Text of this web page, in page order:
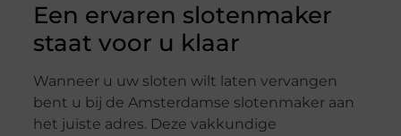
Een ervaren slotenmaker
staat voor u klaar
Wanneer u uw sloten wilt laten vervangen
bent u bij de Amsterdamse slotenmaker aan
het juiste adres. Deze vakkundige